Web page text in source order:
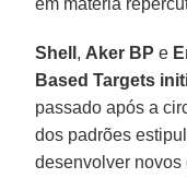
Shell , Aker BP e
Based Targets
passado após a
dos padrões
desenvolver novos